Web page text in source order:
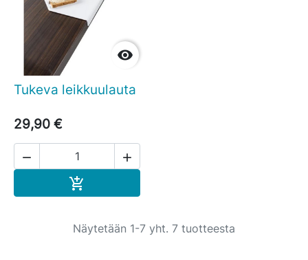

Tukeva leikkuulauta
29,90 €
 

Näytetään 1-7 yht. 7 tuotteesta